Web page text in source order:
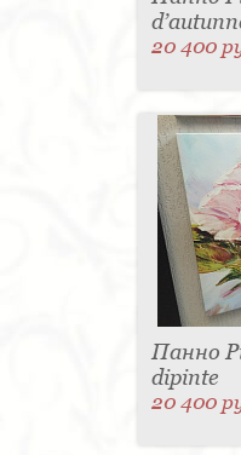
20 400
Панно
dipinte
20 400